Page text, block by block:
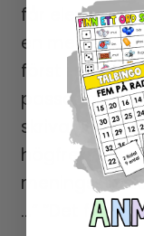
får eleverna
en mening,
först i
passande att
högfrekventa
…” “Det finns